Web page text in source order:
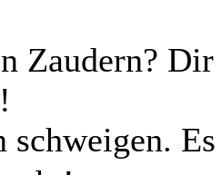
Zaudern? Dir
schweigen. Es